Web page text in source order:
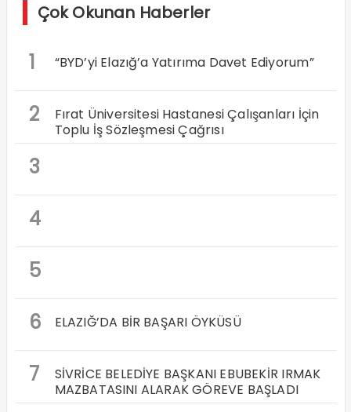
Çok Okunan Haberler
1 “BYD’yi Elazığ’a Yatırıma Davet Ediyorum”
2
Fırat Üniversitesi Hastanesi Çalışanları İçin
Toplu İş Sözleşmesi Çağrısı
3
4
5
6
ELAZIĞ’DA BİR BAŞARI ÖYKÜSÜ
7
SİVRİCE BELEDİYE BAŞKANI EBUBEKİR IRMAK
MAZBATASINI ALARAK GÖREVE BAŞLADI